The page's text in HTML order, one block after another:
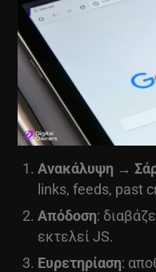
Ανακάλυψη →
links, feeds, past
Απόδοση:
εκτελεί JS.
Ευρετηρίαση: